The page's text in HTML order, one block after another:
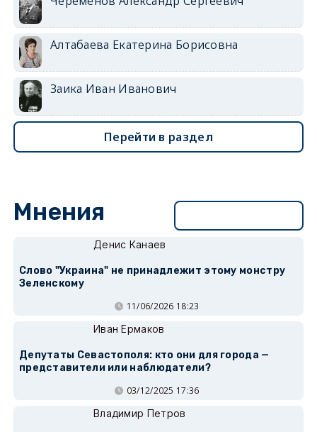
Алтабаева Екатерина Борисовна
Заика Иван Иванович
Перейти в раздел
Мнения
Денис Канаев
Слово "Украина" не принадлежит этому монстру
Зеленскому
11/06/2026 18:23
Иван Ермаков
Депутаты Севастополя: кто они для города —
представители или наблюдатели?
03/12/2025 17:36
Владимир Петров